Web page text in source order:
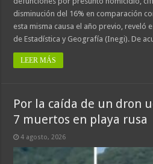
disminución del 16% en comparación
esta misma causa el año previo, reveló
de Estadística y Geografía (Inegi). De
LEER MÁS
Por la caída de un dron
7 muertos en playa rusa
4 agosto, 2026